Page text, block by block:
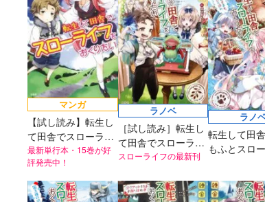
マンガ
【試し読み】転生し
て田舎でスローライ
フをおくりたい
最新単行本・15巻が好
評発売中！
ラノベ
［試し読み］転生し
て田舎でスローライ
フをおくりたい 公爵
スローライフの最新刊
ラノ
転生して田
もふとスロ
まも、ひと